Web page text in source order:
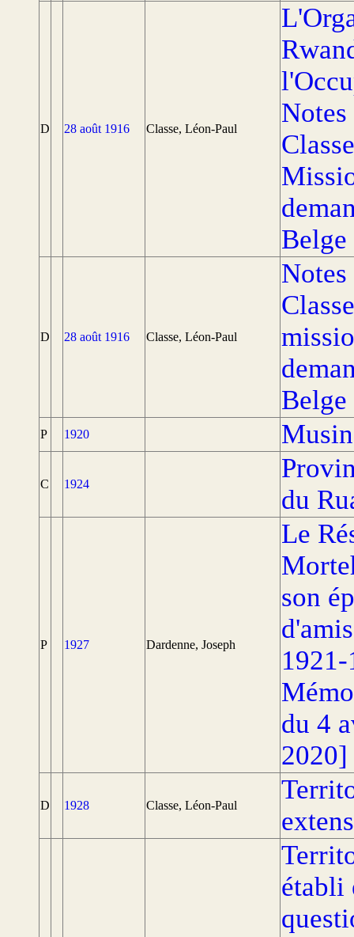
D 28 août 1916 Classe, Léon-Paul
Notes
Belge
D 28 août 1916 Classe, Léon-Paul
Notes
Belge
P 1920
C 1924
du
P 1927 Dardenne, Joseph
Le
son
du 4
2020]
D 1928 Classe, Léon-Paul
établi